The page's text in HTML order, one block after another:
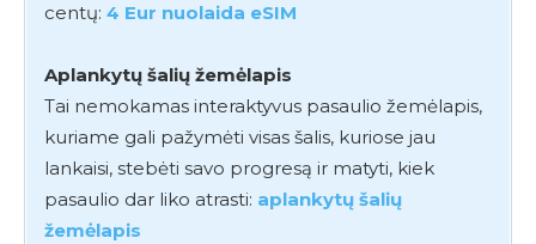
centų: 4 Eur nuolaida eSIM
Aplankytų šalių žemėlapis
Tai nemokamas interaktyvus pasaulio žemėlapis,
kuriame gali pažymėti visas šalis, kuriose jau
lankaisi, stebėti savo progresą ir matyti, kiek
pasaulio dar liko atrasti: aplankytų šalių
žemėlapis